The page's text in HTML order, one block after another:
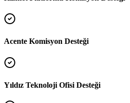
Acente Komisyon Desteği
Yıldız Teknoloji Ofisi Desteği